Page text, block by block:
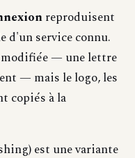
reproduisent
d'un service connu.
modifiée — une lettre
— mais le logo, les
copiés à la
est une variante